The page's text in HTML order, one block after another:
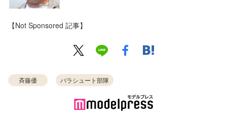
【Not Sponsored 記事】
斉藤優 パラシュート部隊